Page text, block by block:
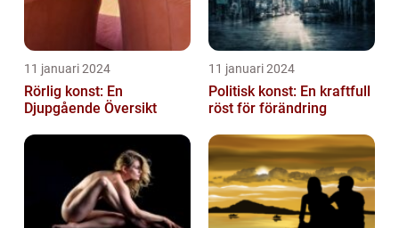
11 januari 2024
Rörlig konst: En
Djupgående Översikt
11 januari 2024
Politisk konst: En kraftfull
röst för förändring